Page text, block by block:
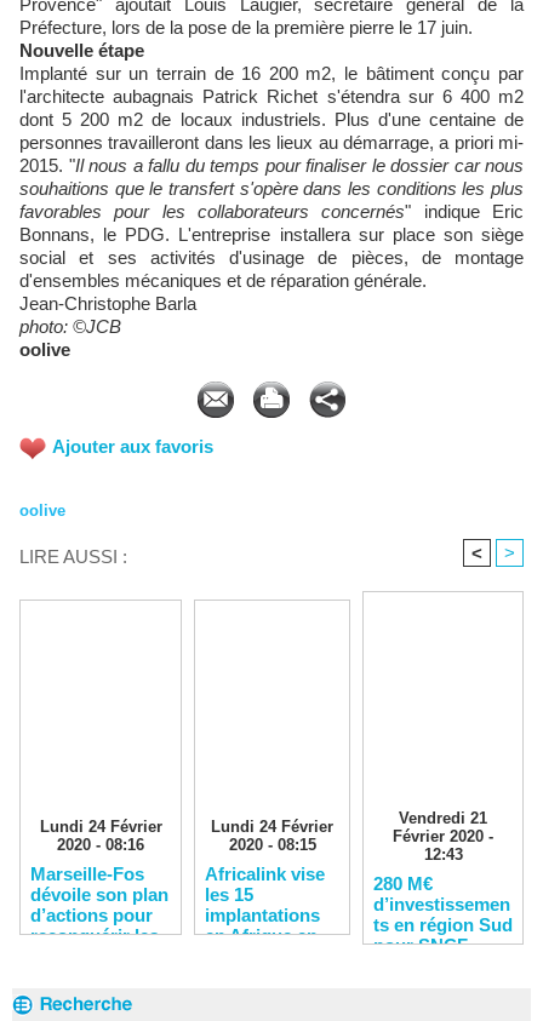
Provence" ajoutait Louis Laugier, secrétaire général de la
Préfecture, lors de la pose de la première pierre le 17 juin.
Nouvelle étape
Implanté sur un terrain de 16 200 m2, le bâtiment conçu par
l'architecte aubagnais Patrick Richet s'étendra sur 6 400 m2
dont 5 200 m2 de locaux industriels. Plus d'une centaine de
personnes travailleront dans les lieux au démarrage, a priori mi-
2015. "Il nous a fallu du temps pour finaliser le dossier car nous
souhaitions que le transfert s'opère dans les conditions les plus
favorables pour les collaborateurs concernés" indique Eric
Bonnans, le PDG. L'entreprise installera sur place son siège
social et ses activités d'usinage de pièces, de montage
d'ensembles mécaniques et de réparation générale.
Jean-Christophe Barla
photo: ©JCB
oolive
Ajouter aux favoris
oolive
LIRE AUSSI : < >
Lundi 24 Février
2020 - 08:16
Marseille-Fos
dévoile son plan
d’actions pour
reconquérir les
Lundi 24 Février
2020 - 08:15
Africalink vise
les 15
implantations
en Afrique en
Vendredi 21
Février 2020 -
12:43
280 M€
d’investissemen
ts en région Sud
pour SNCF